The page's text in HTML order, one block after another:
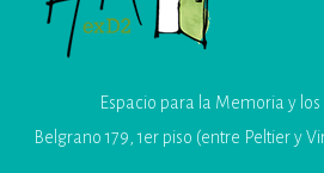
Espacio para la Memoria y
Belgrano 179, 1er piso (entre Peltier y